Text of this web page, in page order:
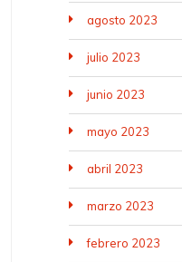
agosto 2023
julio 2023
junio 2023
mayo 2023
abril 2023
marzo 2023
febrero 2023